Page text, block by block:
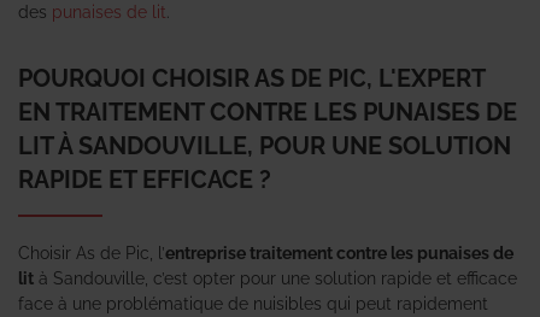
des punaises de lit
POURQUOI CHOISIR AS DE PIC, L'EXPERT
EN TRAITEMENT CONTRE LES PUNAISES DE
LIT À SANDOUVILLE, POUR UNE SOLUTION
RAPIDE ET EFFICACE ?
Choisir As de Pic, l’entreprise traitement contre les punaises de
lit à Sandouville, c’est opter pour une solution rapide et efficace
face à une problématique de nuisibles qui peut rapidement